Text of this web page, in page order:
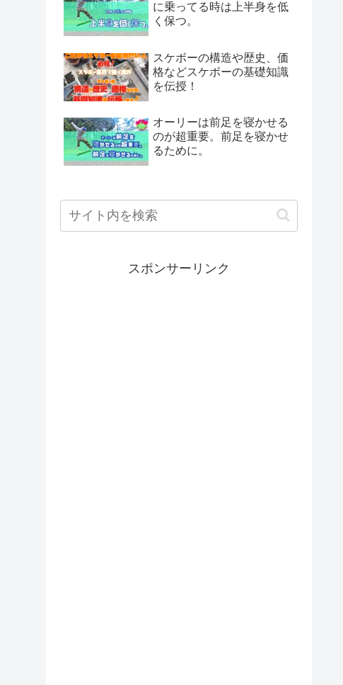
に乗ってる時は上半身を低
く保つ。
スケボーの構造や歴史、価
格などスケボーの基礎知識
を伝授！
オーリーは前足を寝かせる
のが超重要。前足を寝かせ
るために。
スポンサーリンク